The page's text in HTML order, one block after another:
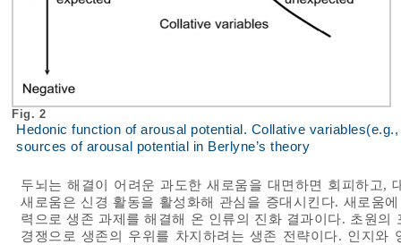
Fig. 2
Hedonic function of arousal potential. Collative
sources of arousal potential in Berlyne’s theory
두뇌는 해결이 어려운 과도한 새로움을 대면하면 회피하고,
새로움은 신경 활동을 활성화해 관심을 증대시킨다. 새로움
력으로 생존 과제를 해결해 온 인류의 진화 결과이다. 초원
경쟁으로 생존의 우위를 차지하려는 생존 전략이다. 인지와